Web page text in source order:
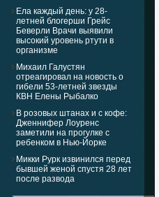
Ела каждый день: у 28-
летней блогерши Грейс
Беверли Врачи выявили
высокий уровень ртути в
организме
Михаил Галустян
отреагировал на новость о
гибели 53-летней звезды
КВН Елены Рыбалко
В розовых штанах и с кофе:
Дженнифер Лоуренс
заметили на прогулке с
ребенком в Нью-Йорке
Микки Рурк извинился перед
бывшей женой спустя 28 лет
после развода